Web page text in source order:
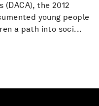
the 2012
young people
a path into soci...